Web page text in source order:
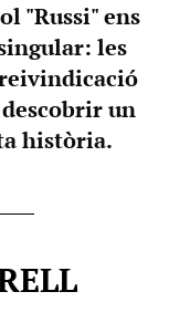
"Russi" ens
les
un
història.